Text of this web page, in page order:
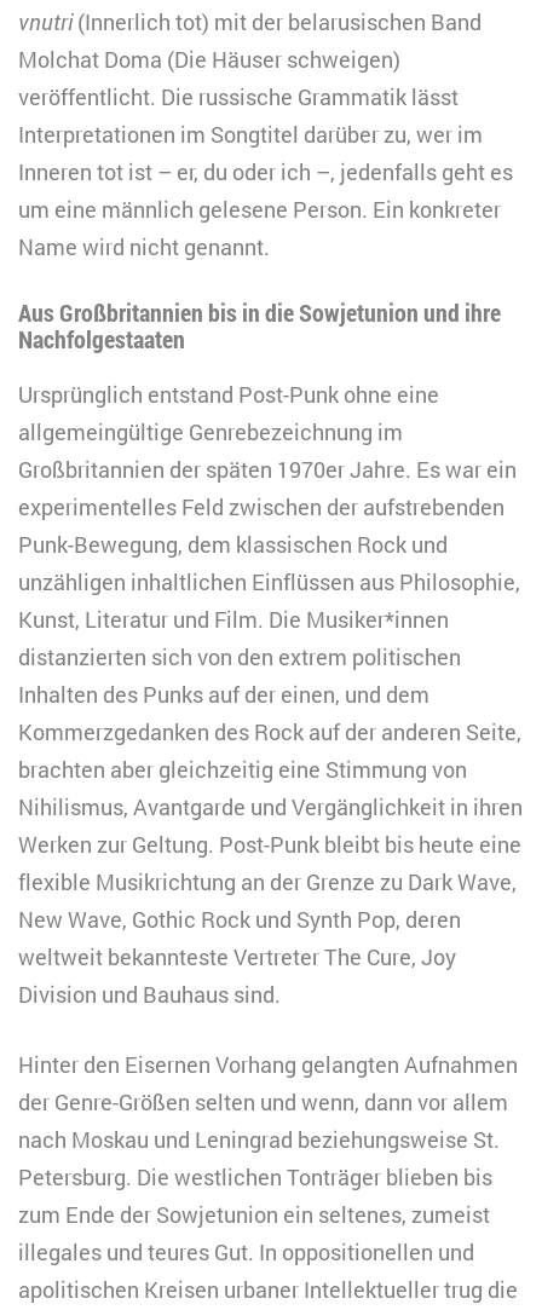
vnutri(Innerlich tot) mit der belarusischen Band
Molchat Doma (Die Häuser schweigen)
veröffentlicht. Die russische Grammatik lässt
Interpretationen im Songtitel darüber zu, wer im
Inneren tot ist – er, du oder ich –, jedenfalls geht es
um eine männlich gelesene Person. Ein konkreter
Name wird nicht genannt.
Aus Großbritannien bis in die Sowjetunion und ihre
Nachfolgestaaten
Ursprünglich entstand Post-Punk ohne eine
allgemeingültige Genrebezeichnung im
Großbritannien der späten 1970er Jahre. Es war ein
experimentelles Feld zwischen der aufstrebenden
Punk-Bewegung, dem klassischen Rock und
unzähligen inhaltlichen Einflüssen aus Philosophie,
Kunst, Literatur und Film. Die Musiker*innen
distanzierten sich von den extrem politischen
Inhalten des Punks auf der einen, und dem
Kommerzgedanken des Rock auf der anderen Seite,
brachten aber gleichzeitig eine Stimmung von
Nihilismus, Avantgarde und Vergänglichkeit in ihren
Werken zur Geltung. Post-Punk bleibt bis heute eine
flexible Musikrichtung an der Grenze zu Dark Wave,
New Wave, Gothic Rock und Synth Pop, deren
weltweit bekannteste Vertreter The Cure, Joy
Division und Bauhaus sind.
Hinter den Eisernen Vorhang gelangten Aufnahmen
der Genre-Größen selten und wenn, dann vor allem
nach Moskau und Leningrad beziehungsweise St.
Petersburg. Die westlichen Tonträger blieben bis
zum Ende der Sowjetunion ein seltenes, zumeist
illegales und teures Gut. In oppositionellen und
apolitischen Kreisen urbaner Intellektueller trug die